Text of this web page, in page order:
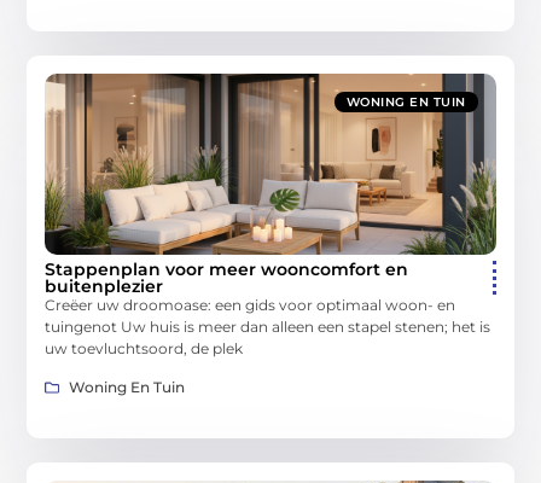
WONING EN TUIN
Stappenplan voor meer wooncomfort en
buitenplezier
Creëer uw droomoase: een gids voor optimaal woon- en
tuingenot Uw huis is meer dan alleen een stapel stenen; het is
uw toevluchtsoord, de plek
Woning En Tuin